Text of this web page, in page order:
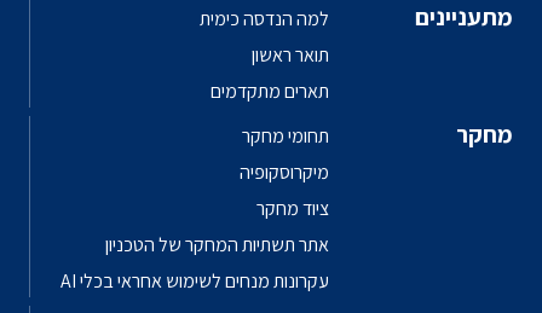
מתעניינים
למה הנדסה כימית
תואר ראשון
תארים מתקדמים
מחקר
תחומי מחקר
מיקרוסקופיה
ציוד מחקר
אתר תשתיות המחקר של הטכניון
עקרונות מנחים לשימוש אחראי בכלי AI